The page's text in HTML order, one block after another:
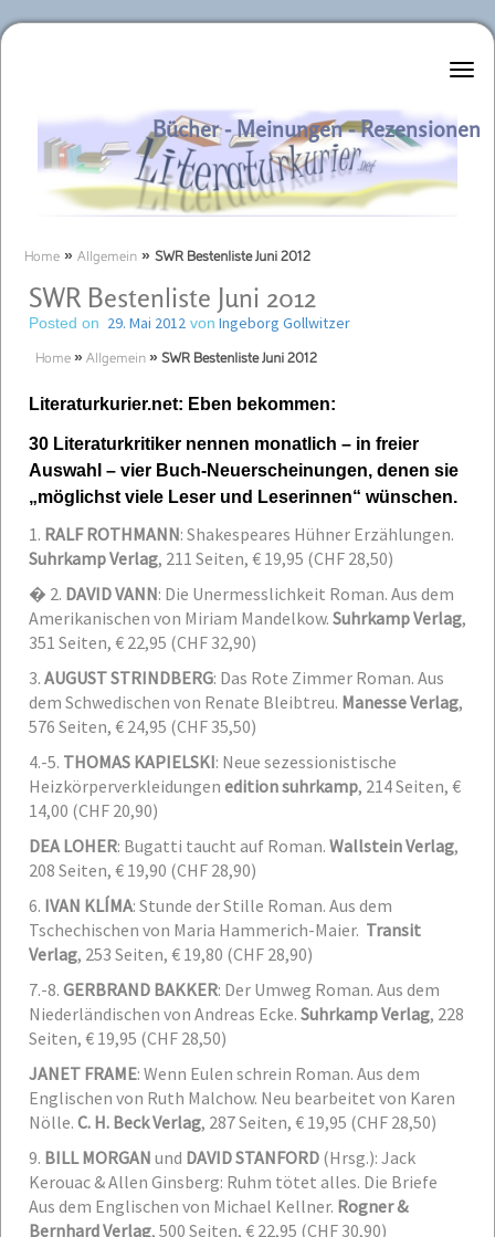
Literaturkurier.net
Bücher - Meinungen - Rezensionen
Home » Allgemein » SWR Bestenliste Juni 2012
SWR Bestenliste Juni 2012
Posted on 29. Mai 2012 von Ingeborg Gollwitzer
Home » Allgemein » SWR Bestenliste Juni 2012
Literaturkurier.net: Eben bekommen:
30 Literaturkritiker nennen monatlich – in freier
Auswahl – vier Buch-Neuerscheinungen, denen sie
„möglichst viele Leser und Leserinnen“ wünschen.
1. RALF ROTHMANN: Shakespeares Hühner Erzählungen.
Suhrkamp Verlag, 211 Seiten, € 19,95 (CHF 28,50)
� 2. DAVID VANN: Die Unermesslichkeit Roman. Aus dem
Amerikanischen von Miriam Mandelkow. Suhrkamp Verlag,
351 Seiten, € 22,95 (CHF 32,90)
3. AUGUST STRINDBERG: Das Rote Zimmer Roman. Aus
dem Schwedischen von Renate Bleibtreu. Manesse Verlag,
576 Seiten, € 24,95 (CHF 35,50)
4.-5. THOMAS KAPIELSKI: Neue sezessionistische
Heizkörperverkleidungen edition suhrkamp, 214 Seiten, €
14,00 (CHF 20,90)
DEA LOHER: Bugatti taucht auf Roman. Wallstein Verlag,
208 Seiten, € 19,90 (CHF 28,90)
6. IVAN KLÍMA: Stunde der Stille Roman. Aus dem
Tschechischen von Maria Hammerich-Maier. Transit
Verlag, 253 Seiten, € 19,80 (CHF 28,90)
7.-8. GERBRAND BAKKER: Der Umweg Roman. Aus dem
Niederländischen von Andreas Ecke. Suhrkamp Verlag, 228
Seiten, € 19,95 (CHF 28,50)
JANET FRAME: Wenn Eulen schrein Roman. Aus dem
Englischen von Ruth Malchow. Neu bearbeitet von Karen
Nölle. C. H. Beck Verlag, 287 Seiten, € 19,95 (CHF 28,50)
9. BILL MORGAN und DAVID STANFORD (Hrsg.): Jack
Kerouac & Allen Ginsberg: Ruhm tötet alles. Die Briefe
Aus dem Englischen von Michael Kellner. Rogner &
Bernhard Verlag, 500 Seiten, € 22,95 (CHF 30,90)